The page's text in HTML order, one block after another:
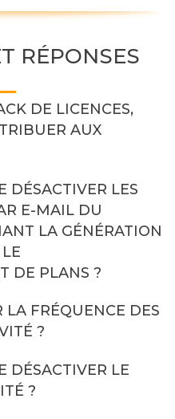
RÉPONSES
DE LICENCES,
AUX
DÉSACTIVER LES
E-MAIL DU
LA GÉNÉRATION
DE PLANS ?
FRÉQUENCE DES
?
DÉSACTIVER LE
?